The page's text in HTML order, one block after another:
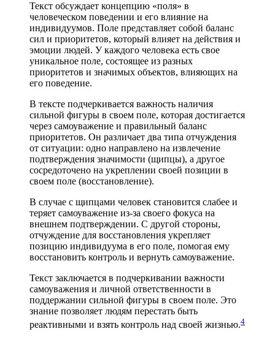
Текст обсуждает концепцию «поля» в
человеческом поведении и его влияние на
индивидуумов. Поле представляет собой баланс
сил и приоритетов, который влияет на действия и
эмоции людей. У каждого человека есть свое
уникальное поле, состоящее из разных
приоритетов и значимых объектов, влияющих на
его поведение.
В тексте подчеркивается важность наличия
сильной фигуры в своем поле, которая достигается
через самоуважение и правильный баланс
приоритетов. Он различает два типа отчуждения
от ситуации: одно направлено на извлечение
подтверждения значимости (щипцы), а другое
сосредоточено на укреплении своей позиции в
своем поле (восстановление).
В случае с щипцами человек становится слабее и
теряет самоуважение из-за своего фокуса на
внешнем подтверждении. С другой стороны,
отчуждение для восстановления укрепляет
позицию индивидуума в его поле, помогая ему
восстановить контроль и вернуть самоуважение.
Текст заключается в подчеркивании важности
самоуважения и личной ответственности в
поддержании сильной фигуры в своем поле. Это
знание позволяет людям перестать быть
реактивными и взять контроль над своей жизнью.4